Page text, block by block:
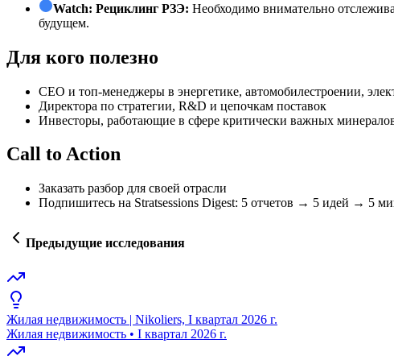
Watch: Рециклинг РЗЭ: Необходимо внимательно
будущем.
Для кого полезно
СЕО и топ-менеджеры в энергетике, автомобилестроении,
Директора по стратегии, R&D и цепочкам поставок
Инвесторы, работающие в сфере критически важных
Call to Action
Заказать разбор для своей отрасли
Подпишитесь на Stratsessions Digest: 5 отчетов → 5 идей → 5
Предыдущие исследования
Жилая недвижимость | Nikoliers, I квартал 2026 г.
Жилая недвижимость • I квартал 2026 г.